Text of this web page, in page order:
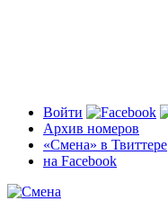
Войти
Архив номеров
«Смена» в Твиттере
на Facebook